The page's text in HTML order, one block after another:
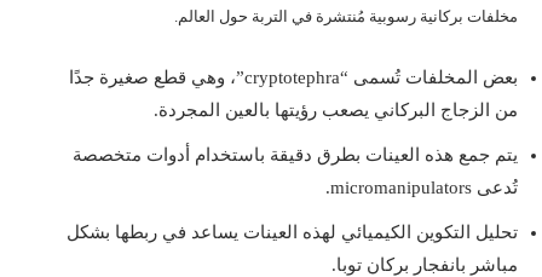
مخلفات بركانية رسوبية مُنتشرة في التربة حول العالم.
بعض المخلفات تُسمى “cryptotephra”، وهي قطع صغيرة جدًا
من الزجاج البركاني يصعب رؤيتها بالعين المجردة.
يتم جمع هذه العينات بطرق دقيقة باستخدام أدوات متخصصة
تُدعى micromanipulators.
تحليل التكوين الكيميائي لهذه العينات يساعد في ربطها بشكل
مباشر بانفجار بركان توبا.